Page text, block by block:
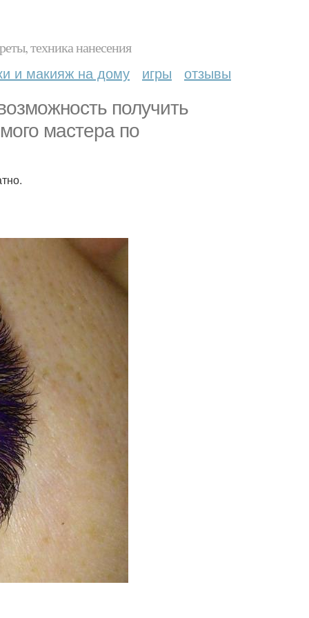
техника нанесения
и макияж на дому игры отзывы
получить
мастера по